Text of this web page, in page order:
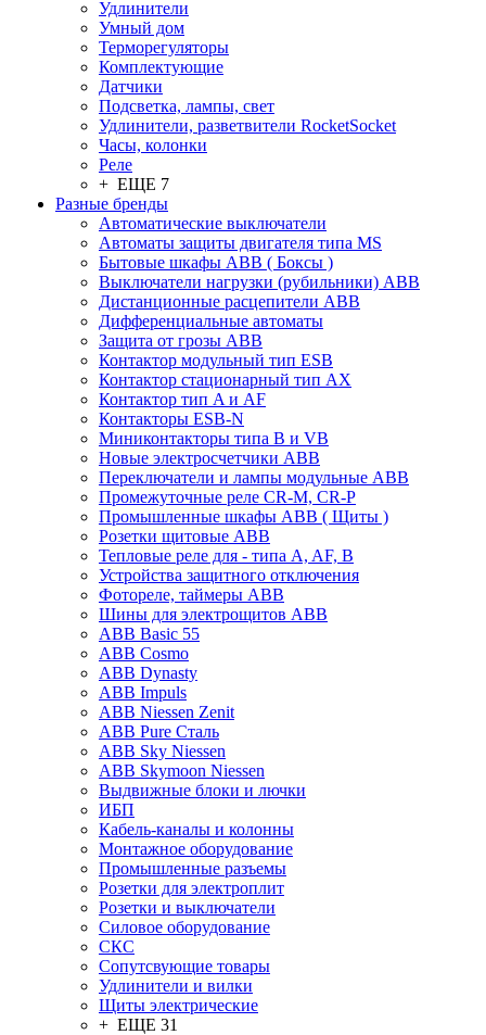
Удлинители
Умный дом
Терморегуляторы
Комплектующие
Датчики
Подсветка, лампы, свет
Удлинители, разветвители RocketSocket
Часы, колонки
Реле
+ ЕЩЕ 7
Разные бренды
Автоматические выключатели
Автоматы защиты двигателя типа MS
Бытовые шкафы ABB ( Боксы )
Выключатели нагрузки (рубильники) ABB
Дистанционные расцепители ABB
Дифференциальные автоматы
Защита от грозы ABB
Контактор модульный тип ESB
Контактор стационарный тип AX
Контактор тип A и AF
Контакторы ESB-N
Миниконтакторы типа B и VB
Новые электросчетчики ABB
Переключатели и лампы модульные ABB
Промежуточные реле CR-M, CR-P
Промышленные шкафы ABB ( Щиты )
Розетки щитовые ABB
Тепловые реле для - типа A, AF, B
Устройства защитного отключения
Фотореле, таймеры ABB
Шины для электрощитов АВВ
ABB Basic 55
ABB Cosmo
ABB Dynasty
ABB Impuls
ABB Niessen Zenit
ABB Pure Сталь
ABB Sky Niessen
ABB Skymoon Niessen
Выдвижные блоки и лючки
ИБП
Кабель-каналы и колонны
Монтажное оборудование
Промышленные разъемы
Розетки для электроплит
Розетки и выключатели
Силовое оборудование
СКС
Сопутсвующие товары
Удлинители и вилки
Щиты электрические
+ ЕЩЕ 31